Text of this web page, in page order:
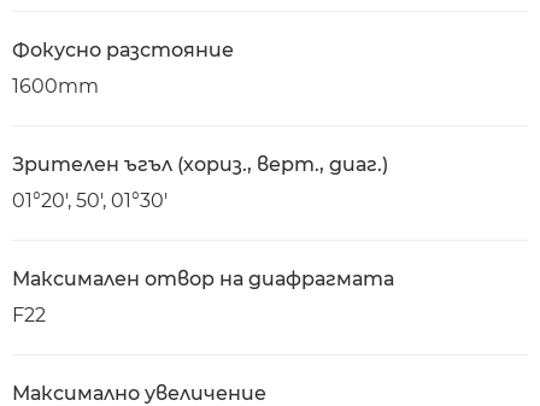
Фокусно разстояние
1600mm
Зрителен ъгъл (хориз., верт., диаг.)
01°20′, 50′, 01°30′
Максимален отвор на диафрагмата
F22
Максимално увеличение